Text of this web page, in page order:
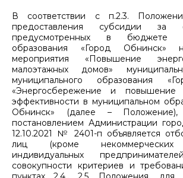
В соответствии с п.2.3.
предоставления субсидии за
предусмотренных в бюджете
образования «Город Обнинск»
мероприятия «Повышение
малоэтажных домов»
муниципального образования
«Энергосбережение и повышение
эффективности в муниципальном
Обнинск» (далее – Положение),
постановлением Администрации
12.10.2021 № 2401-п объявляется
лиц (кроме некоммерческих
индивидуальных
совокупности критериев и